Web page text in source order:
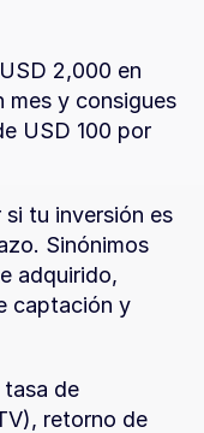
2,000 en
mes y consigues
USD 100 por
tu inversión es
Sinónimos
adquirido,
captación y
tasa de
retorno de